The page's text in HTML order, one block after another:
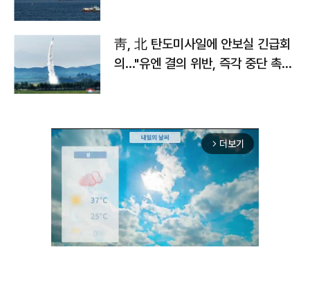
靑, 北 탄도미사일에 안보실 긴급회
의…"유엔 결의 위반, 즉각 중단 촉
arrow_forward_ios 더보기